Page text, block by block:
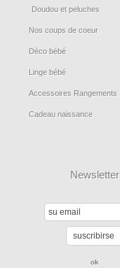
Doudou et peluches
Nos coups de coeur
Déco bébé
Linge bébé
Accessoires Rangements
Cadeau naissance
Newsletter